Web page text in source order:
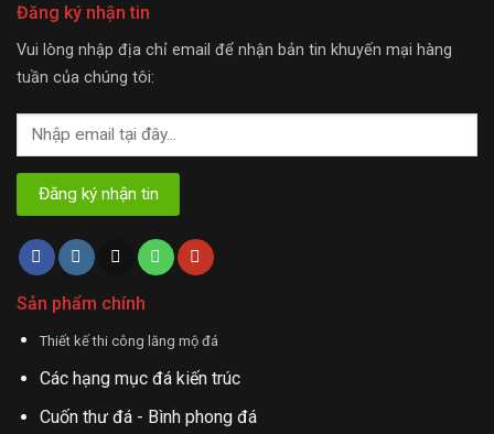
Đăng ký nhận tin
Vui lòng nhập địa chỉ email để nhận bản tin khuyến mại hàng
tuần của chúng tôi:
Sản phẩm chính
Thiết kế thi công lăng mộ đá
Các hạng mục đá kiến trúc
Cuốn thư đá - Bình phong đá